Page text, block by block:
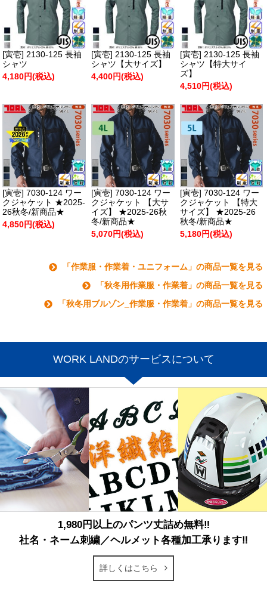
[寅壱] 2130-125 長袖
シャツ
4,180円(税込)
[寅壱] 2130-125 長袖
シャツ【大サイズ】
4,400円(税込)
[寅壱] 2130-125 長袖
シャツ【特大サイ
ズ】
4,510円(税込)
[寅壱] 7030-124 ワー
クジャケット ★2025-
26秋冬/新商品★
4,850円(税込)
[寅壱] 7030-124 ワー
クジャケット 【大サ
イズ】 ★2025-26秋
冬/新商品★
5,070円(税込)
[寅壱] 7030-124 ワー
クジャケット 【特大
サイズ】 ★2025-26
秋冬/新商品★
5,180円(税込)
「作業服・作業着・ユニフォーム」の商品一覧を見る
「秋冬用作業服・作業着」の商品一覧を見る
「秋冬用ブルゾン_作業服・作業着」の商品一覧を見る
WORK LANDのサービスについて
1,980円以上のパンツ丈詰め無料‼
社名・ネーム刺繍／ヘルメット各種加工承ります‼
詳しくはこちら